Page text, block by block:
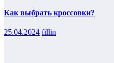
Как выбрать кроссовки?
25.04.2024 fillin